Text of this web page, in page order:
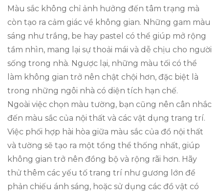
Màu sắc không chỉ ảnh hưởng đến tâm trạng mà
còn tạo ra cảm giác về không gian. Những gam màu
sáng như trắng, be hay pastel có thể giúp mở rộng
tầm nhìn, mang lại sự thoải mái và dễ chịu cho người
sống trong nhà. Ngược lại, những màu tối có thể
làm không gian trở nên chật chội hơn, đặc biệt là
trong những ngôi nhà có diện tích hạn chế.
Ngoài việc chọn màu tường, bạn cũng nên cân nhắc
đến màu sắc của nội thất và các vật dụng trang trí.
Việc phối hợp hài hòa giữa màu sắc của đồ nội thất
và tường sẽ tạo ra một tổng thể thống nhất, giúp
không gian trở nên đồng bộ và rộng rãi hơn. Hãy
thử thêm các yếu tố trang trí như gương lớn để
phản chiếu ánh sáng, hoặc sử dụng các đồ vật có